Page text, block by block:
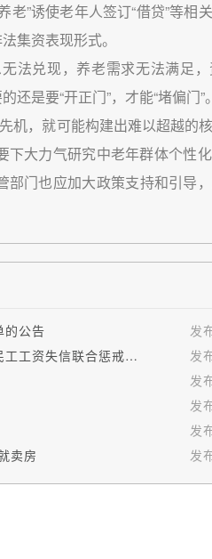
老”诱使老年人签订“借贷”等
集资表现形式。
法兑现，养老需求无法满足
是要“开正门”，才能“堵偏门”。
机，就可能构建出难以超越的
大力气研究中老年群体个性
门也应加大政策支持和引导
的公告 发
宝鸡市人力资源和社会保障局关于公布2024年第一批拖欠农民工工资失信联合惩戒对象名单的公告
发
发
发
发
卖房
发